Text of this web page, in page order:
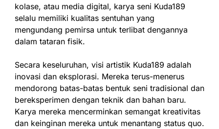
kolase, atau media digital, karya seni Kuda189
selalu memiliki kualitas sentuhan yang
mengundang pemirsa untuk terlibat dengannya
dalam tataran fisik.
Secara keseluruhan, visi artistik Kuda189 adalah
inovasi dan eksplorasi. Mereka terus-menerus
mendorong batas-batas bentuk seni tradisional dan
bereksperimen dengan teknik dan bahan baru.
Karya mereka mencerminkan semangat kreativitas
dan keinginan mereka untuk menantang status quo.